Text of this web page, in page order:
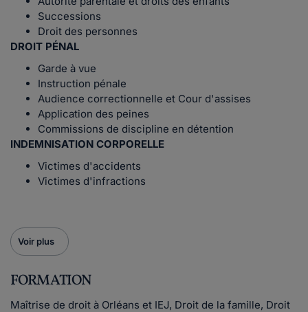
Successions
Droit des personnes
DROIT PÉNAL
Garde à vue
Instruction pénale
Audience correctionnelle et Cour d'assises
Application des peines
Commissions de discipline en détention
INDEMNISATION CORPORELLE
Victimes d'accidents
Victimes d'infractions
Voir plus
FORMATION
Maîtrise de droit à Orléans et IEJ, Droit de la famille, Droit